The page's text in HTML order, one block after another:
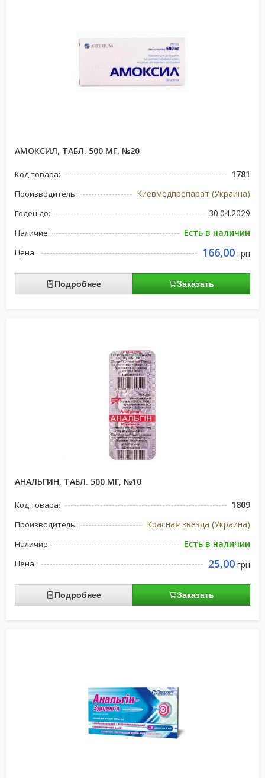
АМОКСИЛ, ТАБЛ. 500 МГ, №20
Код товара: 1781
Производитель: Киевмедпрепарат (Украина)
Годен до: 30.04.2029
Наличие: Есть в наличии
Цена: 166,00 грн
Подробнее Заказать
АНАЛЬГИН, ТАБЛ. 500 МГ, №10
Код товара: 1809
Производитель: Красная звезда (Украина)
Наличие: Есть в наличии
Цена: 25,00 грн
Подробнее Заказать